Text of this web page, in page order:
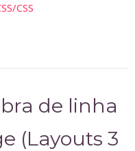
CSS
de linha
(Layouts 3